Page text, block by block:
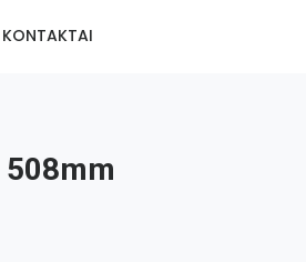
KONTAKTAI